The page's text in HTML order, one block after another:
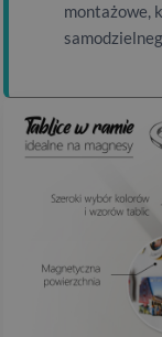
montażowe,